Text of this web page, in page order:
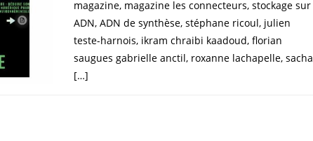
magazine, magazine les connecteurs, stockage sur
ADN, ADN de synthèse, stéphane ricoul, julien
teste-harnois, ikram chraibi kaadoud, florian
saugues gabrielle anctil, roxanne lachapelle, sacha
[…]